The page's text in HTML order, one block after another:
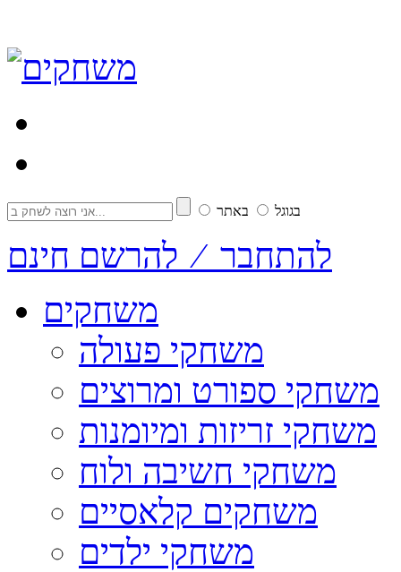
בגוגל באתר
להתחבר ⁄ להרשם חינם
משחקים
משחקי פעולה
משחקי ספורט ומרוצים
משחקי זריזות ומיומנות
משחקי חשיבה ולוח
משחקים קלאסיים
משחקי ילדים